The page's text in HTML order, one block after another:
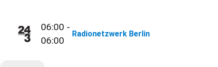
06:00 -
06:00
Radionetzwerk Berlin